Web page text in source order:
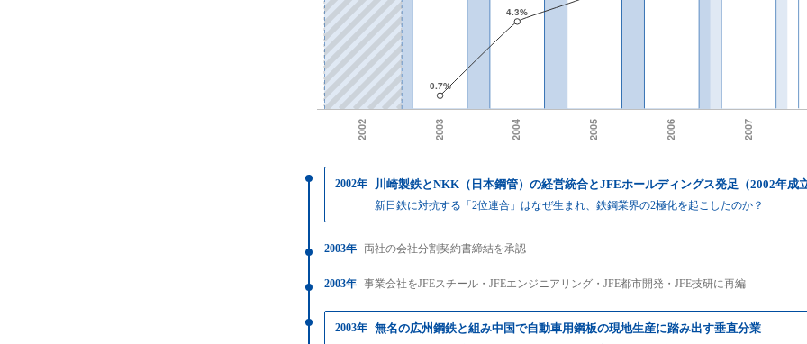
2002年 川崎製鉄とNKK（日本鋼管）の経営統合とJFEホールディングス発足（2002年成
新日鉄に対抗する「2位連合」はなぜ生まれ、鉄鋼業界の2極化を起こしたのか？
2003年 両社の会社分割契約書締結を承認
2003年 事業会社をJFEスチール・JFEエンジニアリング・JFE都市開発・JFE技研に再編
2003年 無名の広州鋼鉄と組み中国で自動車用鋼板の現地生産に踏み出す垂直分業